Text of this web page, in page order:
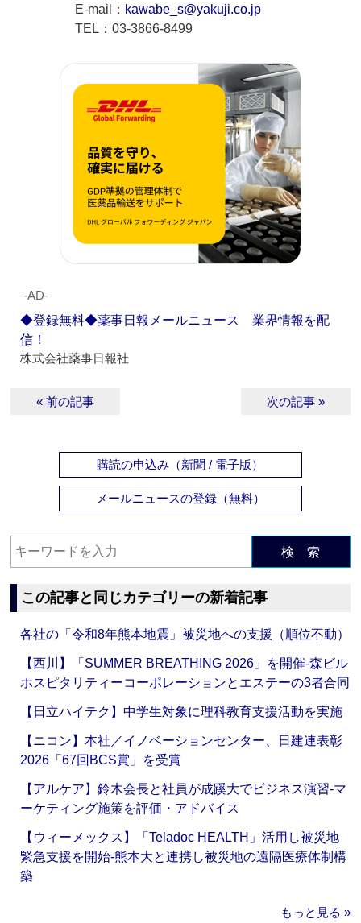
E-mail： kawabe_s@yakuji.co.jp
TEL：03-3866-8499
‐AD‐
◆登録無料◆薬事日報メールニュース 業界情報を配
信！
株式会社薬事日報社
« 前の記事 次の記事 »
購読の申込み（新聞 / 電子版）
メールニュースの登録（無料）
検 索
この記事と同じカテゴリーの新着記事
各社の「令和8年熊本地震」被災地への支援（順位不動）
【西川】「SUMMER BREATHING 2026」を開催‐森ビル
ホスピタリティーコーポレーションとエステーの3者合同
【日立ハイテク】中学生対象に理科教育支援活動を実施
【ニコン】本社／イノベーションセンター、日建連表彰
2026「67回BCS賞」を受賞
【アルケア】鈴木会長と社員が成蹊大でビジネス演習‐マ
ーケティング施策を評価・アドバイス
【ウィーメックス】「Teladoc HEALTH」活用し被災地
緊急支援を開始‐熊本大と連携し被災地の遠隔医療体制構
築
もっと見る »